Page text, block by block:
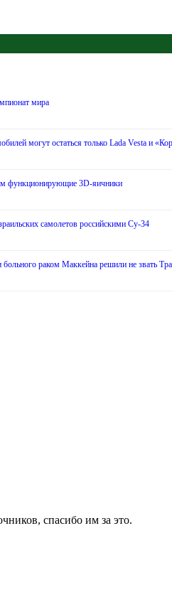
мира
могут остаться только Lada Vesta и
функционирующие 3D-яичники
самолетов российскими Су-34
больного раком Маккейна решили не звать
спасибо им за это.